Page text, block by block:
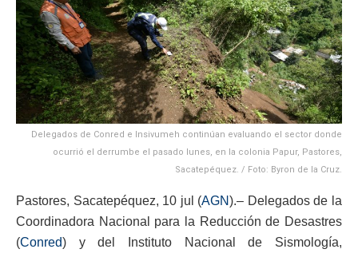
Delegados de Conred e Insivumeh continúan evaluando el sector donde
ocurrió el derrumbe el pasado lunes, en la colonia Papur, Pastores,
Sacatepéquez. / Foto: Byron de la Cruz.
Pastores, Sacatepéquez, 10 jul (AGN).– Delegados de la
Coordinadora Nacional para la Reducción de Desastres
(Conred) y del Instituto Nacional de Sismología,